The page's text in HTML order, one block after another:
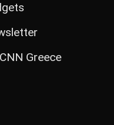
Greece